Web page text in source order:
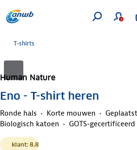
T-shirts
Human Nature
Eno - T-shirt heren
Ronde hals Korte mouwen
Biologisch katoen
GOTS-gecertificeerd
klant: 8.8